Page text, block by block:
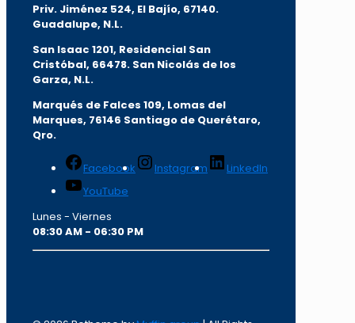
Priv. Jiménez 524, El Bajío, 67140.
Guadalupe, N.L.
San Isaac 1201, Residencial San
Cristóbal, 66478. San Nicolás de los
Garza, N.L.
Marqués de Falces 109, Lomas del
Marques, 76146 Santiago de Querétaro,
Qro.
Facebook Instagram
LinkedIn
YouTube
Lunes - Viernes
08:30 AM - 06:30 PM